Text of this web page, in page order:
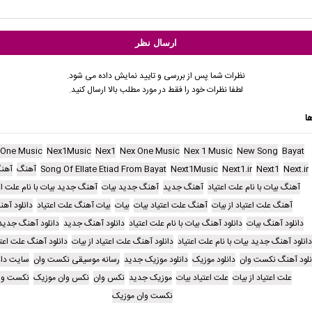
نظرات شما پس از بررسی و تایید نمایش داده می شود.
لطفا نظرات خود را فقط در مورد مطلب بالا ارسال کنید.
Bayat
New Song
Nex 1 Music
Nex One Music
Nex1
Nex1Music
Music
Next.ir
Next1
Next1.ir
Next1Music
Song Of Ellate Etiad From Bayat آهنگ
آهنگ بیات با نام علت اعتیاد آهنگ جدید آهنگ جدید بیات آهنگ جدید بیات با نام علت
آهنگ علت اعتیاد از بیات آهنگ علت اعتیاد بیات بیات بیات آهنگ علت اعتیاد دانلود
دانلود آهنگ بیات دانلود آهنگ بیات با نام علت اعتیاد دانلود آهنگ جدید دانلود آهنگ
دانلود آهنگ جدید بیات با نام علت اعتیاد دانلود آهنگ علت اعتیاد از بیات دانلود آهنگ علت
آهنگ نکست وان دانلود موزیک دانلود موزیک جدید رسانه موسیقی نکست وان سایت
علت اعتیاد از بیات علت اعتیاد بیات موزیک جدید نکس وان نکس وان موزیک نکست
نکست وان موزیک